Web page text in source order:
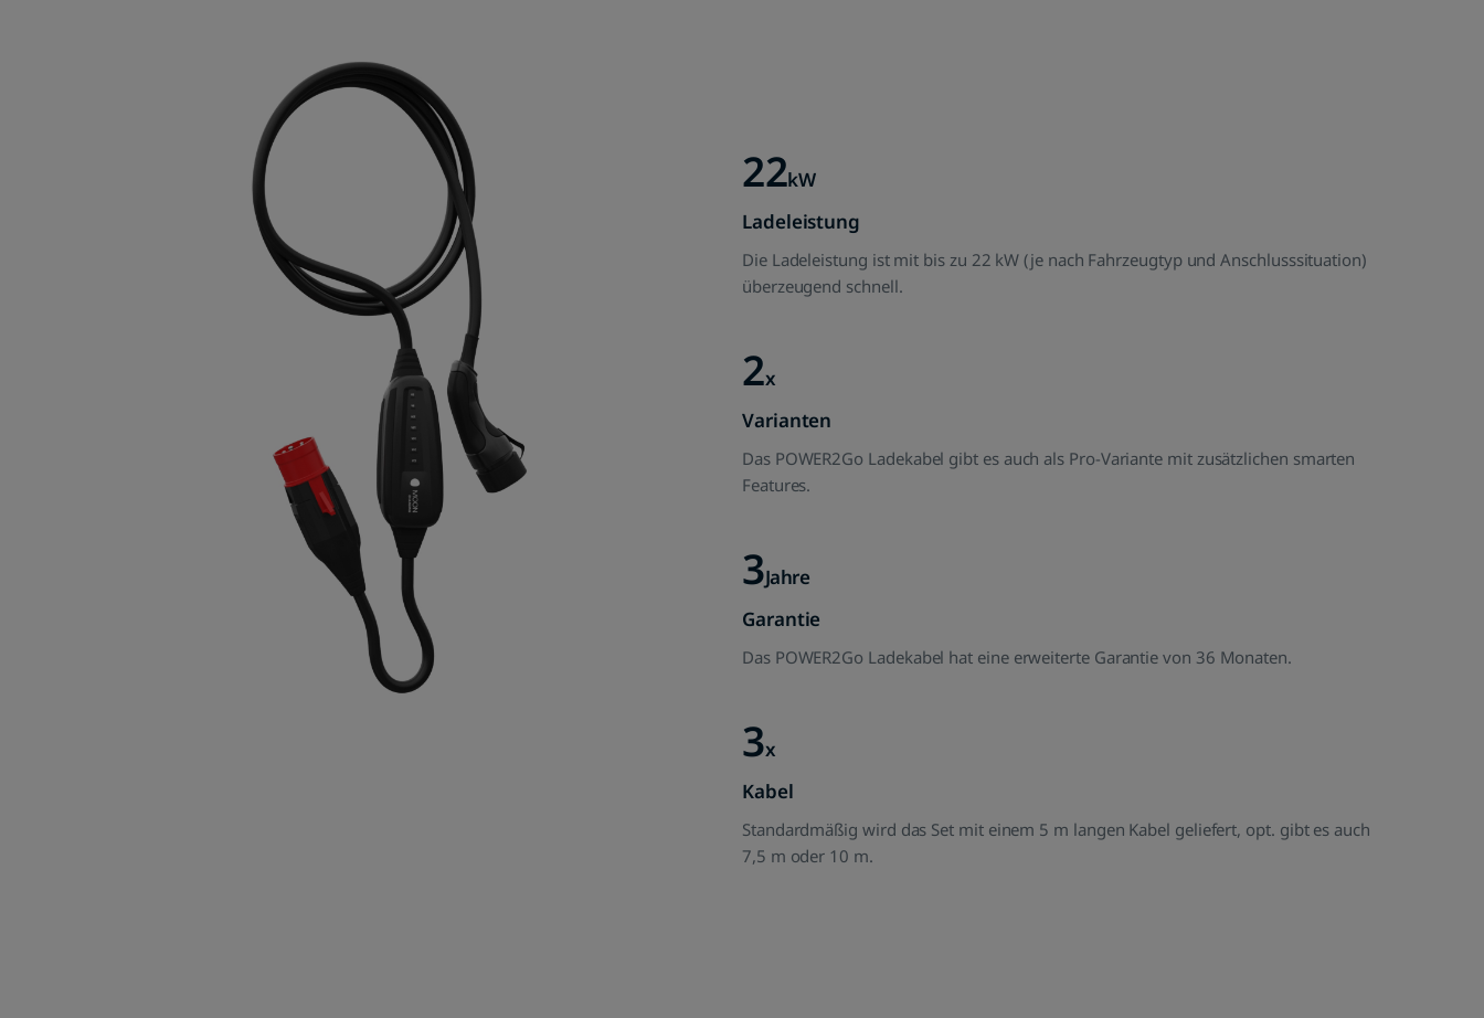
Ladeleistung
Die Ladeleistung ist mit bis zu 22 kW (je nach Fahrzeugtyp und Anschlusssituation)
überzeugend schnell.
Varianten
Das POWER2Go Ladekabel gibt es auch als Pro-Variante mit zusätzlichen smarten
Features.
Garantie
Das POWER2Go Ladekabel hat eine erweiterte Garantie von 36 Monaten.
Kabel
Standardmäßig wird das Set mit einem 5 m langen Kabel geliefert, opt. gibt es auch
7,5 m oder 10 m.